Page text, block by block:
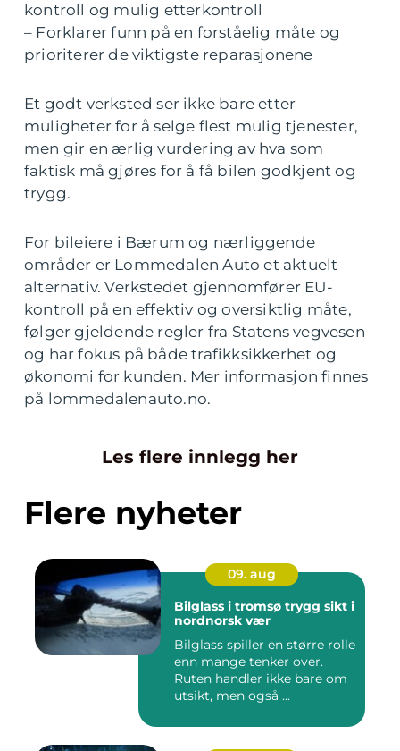
kontroll og mulig etterkontroll
– Forklarer funn på en forståelig måte og
prioriterer de viktigste reparasjonene
Et godt verksted ser ikke bare etter
muligheter for å selge flest mulig tjenester,
men gir en ærlig vurdering av hva som
faktisk må gjøres for å få bilen godkjent og
trygg.
For bileiere i Bærum og nærliggende
områder er Lommedalen Auto et aktuelt
alternativ. Verkstedet gjennomfører EU-
kontroll på en effektiv og oversiktlig måte,
følger gjeldende regler fra Statens vegvesen
og har fokus på både trafikksikkerhet og
økonomi for kunden. Mer informasjon finnes
på lommedalenauto.no.
Les flere innlegg her
Flere nyheter
09. aug
Bilglass i tromsø trygg sikt i
nordnorsk vær
Bilglass spiller en større rolle
enn mange tenker over.
Ruten handler ikke bare om
utsikt, men også ...